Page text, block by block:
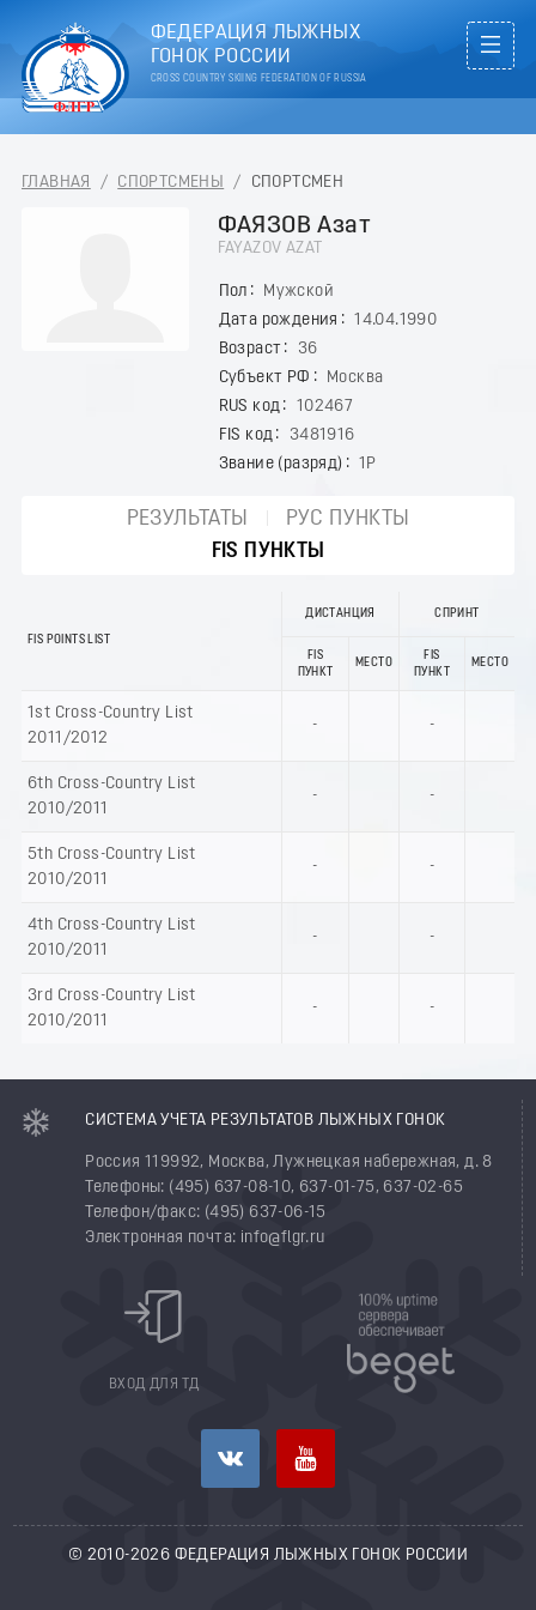
ФЕДЕРАЦИЯ ЛЫЖНЫХ
ГОНОК РОССИИ
CROSS COUNTRY SKIING FEDERATION OF RUSSIA
ГЛАВНАЯ / СПОРТСМЕНЫ / СПОРТСМЕН
ФАЯЗОВ Азат
FAYAZOV AZAT
Пол
Мужской
Дата рождения
14.04.1990
Возраст
36
Субъект РФ
Москва
RUS код
102467
FIS код
3481916
Звание (разряд)
1Р
РЕЗУЛЬТАТЫ
РУС ПУНКТЫ
FIS ПУНКТЫ
FIS POINTS LIST
ДИСТАНЦИЯ СПРИНТ
FIS
ПУНКТ
МЕСТО
FIS
ПУНКТ
МЕСТО
1st Cross-Country List
2011/2012
- -
6th Cross-Country List
2010/2011
- -
5th Cross-Country List
2010/2011
- -
4th Cross-Country List
2010/2011
- -
3rd Cross-Country List
2010/2011
- -
СИСТЕМА УЧЕТА РЕЗУЛЬТАТОВ ЛЫЖНЫХ ГОНОК
Россия 119992, Москва, Лужнецкая набережная, д. 8
Телефоны: (495) 637-08-10, 637-01-75, 637-02-65
Телефон/факс: (495) 637-06-15
Электронная почта: info@flgr.ru
ВХОД ДЛЯ ТД
© 2010-2026 ФЕДЕРАЦИЯ ЛЫЖНЫХ ГОНОК РОССИИ